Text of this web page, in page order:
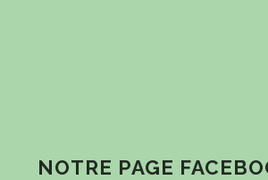
NOTRE PAGE